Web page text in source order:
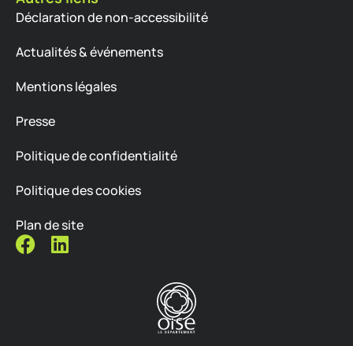
Déclaration de non-accessibilité
Actualités & événements
Mentions légales
Presse
Politique de confidentialité
Politique des cookies
Plan de site